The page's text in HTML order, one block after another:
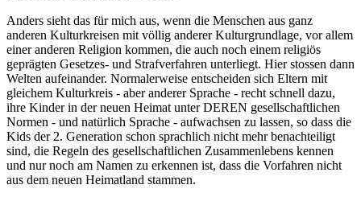
Anders sieht das für mich aus, wenn die Menschen aus ganz
anderen Kulturkreisen mit völlig anderer Kulturgrundlage, vor allem
einer anderen Religion kommen, die auch noch einem religiös
geprägten Gesetzes- und Strafverfahren unterliegt. Hier stossen dann
Welten aufeinander. Normalerweise entscheiden sich Eltern mit
gleichem Kulturkreis - aber anderer Sprache - recht schnell dazu,
ihre Kinder in der neuen Heimat unter DEREN gesellschaftlichen
Normen - und natürlich Sprache - aufwachsen zu lassen, so dass die
Kids der 2. Generation schon sprachlich nicht mehr benachteiligt
sind, die Regeln des gesellschaftlichen Zusammenlebens kennen
und nur noch am Namen zu erkennen ist, dass die Vorfahren nicht
aus dem neuen Heimatland stammen.